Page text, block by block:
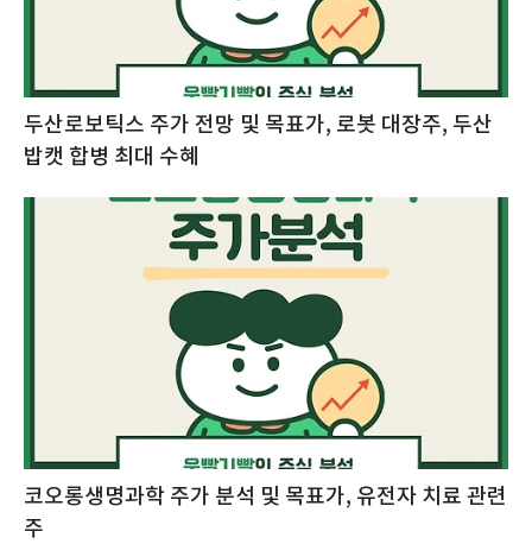
두산로보틱스 주가 전망 및 목표가, 로봇 대장주, 두산
밥캣 합병 최대 수혜
코오롱생명과학 주가 분석 및 목표가, 유전자 치료 관련
주